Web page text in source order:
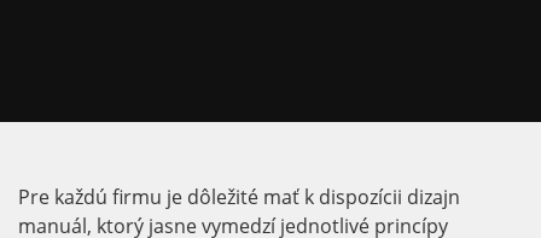
Pre každú firmu je dôležité mať k dispozícii dizajn
manuál, ktorý jasne vymedzí jednotlivé princípy